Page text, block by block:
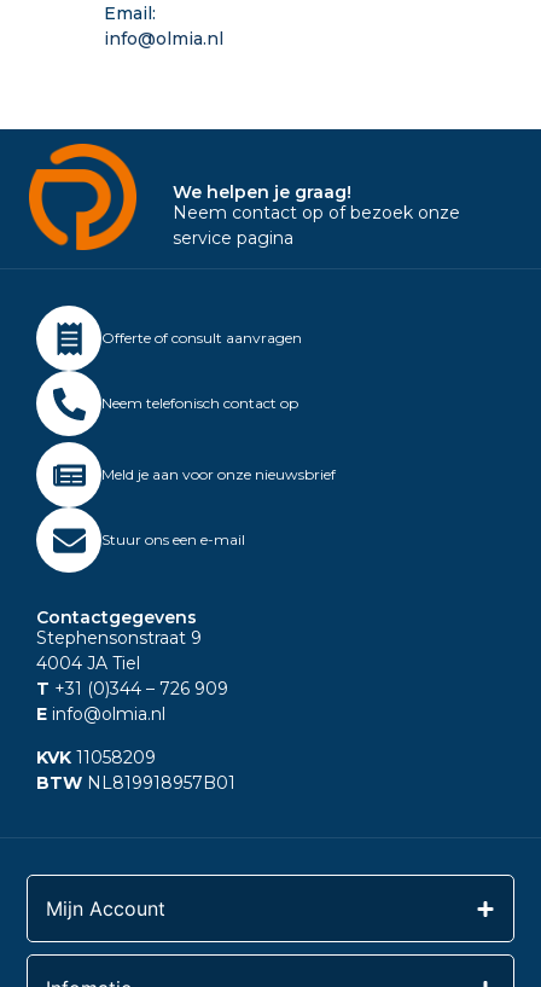
Email:
info@olmia.nl
We helpen je graag!
Neem contact op of bezoek onze
service pagina
Offerte of consult aanvragen
Neem telefonisch contact op
Meld je aan voor onze nieuwsbrief
Stuur ons een e-mail
Contactgegevens
Stephensonstraat 9
4004 JA Tiel
T +31 (0)344 – 726 909
E info@olmia.nl
KVK 11058209
BTW NL819918957B01
Mijn Account